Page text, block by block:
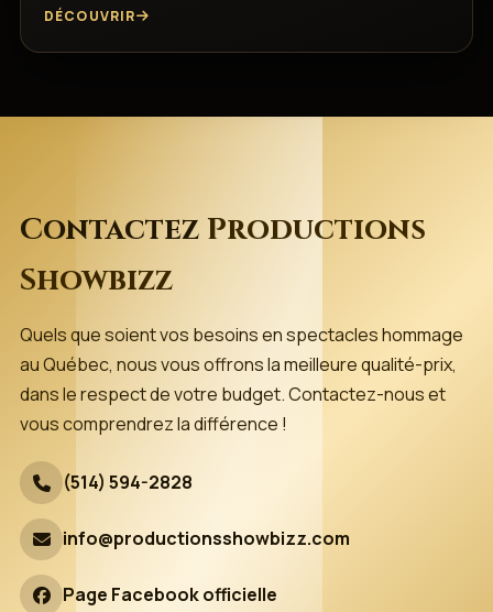
DÉCOUVRIR
Contactez Productions
Showbizz
Quels que soient vos besoins en spectacles hommage
au Québec, nous vous offrons la meilleure qualité-prix,
dans le respect de votre budget. Contactez-nous et
vous comprendrez la différence !
(514) 594-2828
info@productionsshowbizz.com
Page Facebook officielle